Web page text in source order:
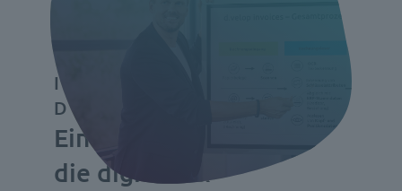
Ihre persönliche Live-
Demo //
Ein direkter Einblick in
die digitale &